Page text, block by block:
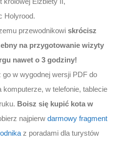
Holyrood.
przewodnikowiskrócisz
na przygotowanie wizyty
nawet o 3 godziny!
w wygodnej wersji PDF do
komputerze, w telefonie, tablecie
Boisz się kupić kota w
najpierwdarmowy fragment
z poradami dla turystów